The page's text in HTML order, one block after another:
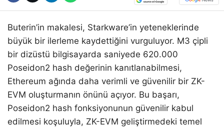
Buterin’in makalesi, Starkware’in yeteneklerinde
büyük bir ilerleme kaydettiğini vurguluyor. M3 çipli
bir dizüstü bilgisayarda saniyede 620.000
Poseidon2 hash değerinin kanıtlanabilmesi,
Ethereum ağında daha verimli ve güvenilir bir ZK-
EVM oluşturmanın önünü açıyor. Bu başarı,
Poseidon2 hash fonksiyonunun güvenilir kabul
edilmesi koşuluyla, ZK-EVM geliştirmedeki temel